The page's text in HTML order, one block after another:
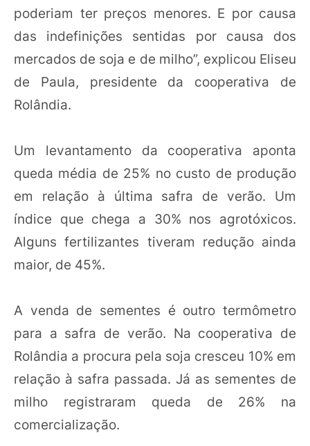
poderiam ter preços menores. E por causa
das indefinições sentidas por causa dos
mercados de soja e de milho”, explicou Eliseu
de Paula, presidente da cooperativa de
Rolândia.
Um levantamento da cooperativa aponta
queda média de 25% no custo de produção
em relação à última safra de verão. Um
índice que chega a 30% nos agrotóxicos.
Alguns fertilizantes tiveram redução ainda
maior, de 45%.
A venda de sementes é outro termômetro
para a safra de verão. Na cooperativa de
Rolândia a procura pela soja cresceu 10% em
relação à safra passada. Já as sementes de
milho registraram queda de 26% na
comercialização.